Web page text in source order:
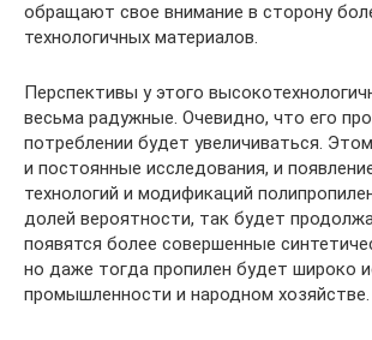
обращают свое внимание в сторону
технологичных материалов.
Перспективы у этого
весьма радужные. Очевидно, что его
потреблении будет увеличиваться.
и постоянные исследования, и
технологий и модификаций
долей вероятности, так будет
появятся более совершенные
но даже тогда пропилен будет широко
промышленности и народном хозяйстве.